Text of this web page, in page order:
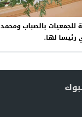
بالصباب ومحمد
رئيسا لها.